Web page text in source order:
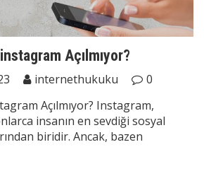
Açılmıyor?
internethukuku
0
Açılmıyor? Instagram,
insanın en sevdiği sosyal
biridir. Ancak, bazen